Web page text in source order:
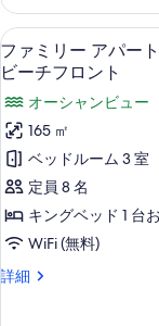
ル
ー
ム
パ
ー
シ
ャ
ル
オ
ー
ー
ロ
フ
ト
3
ベ
ッ
ド
ル
ー
パ
ー
ャ
フ
ァ
ミ
リ
ー
ア
パ
ー
ト
6
ファミリー アパー
ビーチフロント
オーシャンビュー
165 ㎡
ベッドルーム 3 室
定員 8 名
キングベッド 1 台
WiFi (無料)
詳細
フ